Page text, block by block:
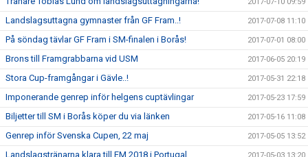
Landslagsuttagna gymnaster från GF Fram..! 2017-07-08 11:10
På söndag tävlar GF Fram i SM-finalen i Borås! 2017-07-01 08:00
Brons till Framgrabbarna vid USM 2017-06-05 20:19
Stora Cup-framgångar i Gävle..! 2017-05-31 22:18
Imponerande genrep inför helgens cuptävlingar 2017-05-23 17:59
Biljetter till SM i Borås köper du via länken 2017-05-16 11:08
Genrep inför Svenska Cupen, 22 maj 2017-05-05 13:52
Landslagstränarna klara till EM 2018 i Portugal